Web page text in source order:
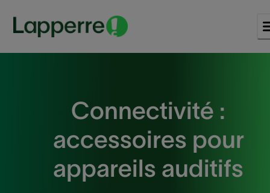
Connectivité :
accessoires pour
appareils auditifs